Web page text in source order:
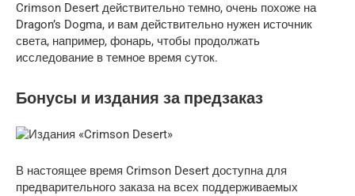
Crimson Desert действительно темно, очень похоже на
Dragon’s Dogma, и вам действительно нужен источник
света, например, фонарь, чтобы продолжать
исследование в темное время суток.
Бонусы и издания за предзаказ
В настоящее время Crimson Desert доступна для
предварительного заказа на всех поддерживаемых